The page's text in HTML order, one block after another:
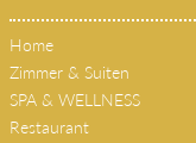
Home
Zimmer & Suiten
SPA & WELLNESS
Restaurant